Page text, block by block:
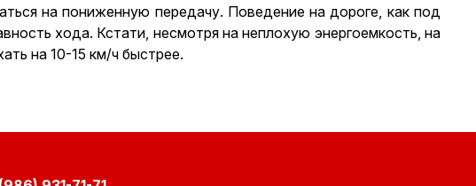
на пониженную передачу. Поведение на дороге, как под
хода. Кстати, несмотря на неплохую энергоемкость, на
на 10-15 км/ч быстрее.